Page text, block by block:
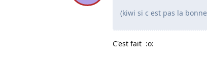
(kiwi si c est pas la
C'est fait :o: